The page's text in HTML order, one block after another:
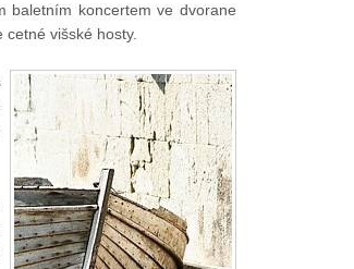
baletním koncertem ve dvorane
višské hosty.